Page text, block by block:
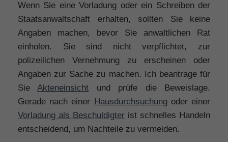
Wenn Sie eine Vorladung oder ein Schreiben der
Staatsanwaltschaft erhalten, sollten Sie keine
Angaben machen, bevor Sie anwaltlichen Rat
einholen. Sie sind nicht verpflichtet, zur
polizeilichen Vernehmung zu erscheinen oder
Angaben zur Sache zu machen. Ich beantrage für
SieAkteneinsicht und prüfe die Beweislage.
Gerade nach einer Hausdurchsuchungoder einer
Vorladung als Beschuldigter ist schnelles Handeln
entscheidend, um Nachteile zu vermeiden.